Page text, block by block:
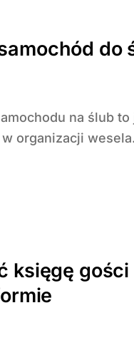
do
organizacji
księgę gości